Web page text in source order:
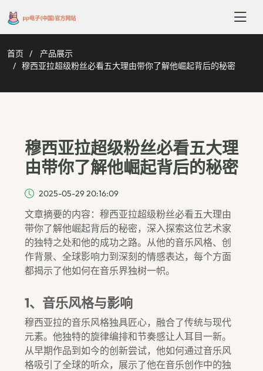
首页
产品展示
穆西亚拉超级粉丝必看五大理由带你了解他崛起背后的秘密
穆西亚拉超级粉丝必看五大理
由带你了解他崛起背后的秘密
2025-05-29 20:16:09
文章摘要的内容：穆西亚拉超级粉丝必看五大理由
带你了解他崛起背后的秘密，深入探索这位艺术家
的独特之处和他的成功之路。从他的音乐风格、创
作背景、全球影响力到深刻的情感表达，每个方面
都揭示了他如何在音乐界独树一帜。
1、音乐风格与影响
穆西亚拉的音乐风格独具匠心，融合了传统与现代
元素。他独特的旋律编排和节奏感让人耳目一新。
从早期作品到如今的创新尝试，他如何通过音乐风
格吸引了全球的听众，展示了他在音乐创作中的独